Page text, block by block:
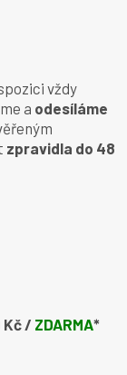
vždy
a odesíláme
zpravidla do 48
Kč / ZDARMA*